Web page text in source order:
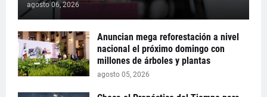
agosto 06, 2026
Anuncian mega reforestación a nivel
nacional el próximo domingo con
millones de árboles y plantas
agosto 05, 2026